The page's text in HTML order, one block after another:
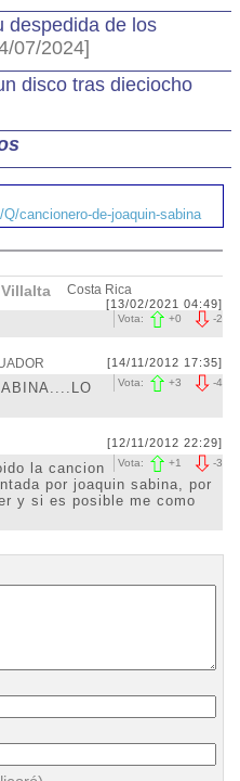
despedida de los
07/2024]
disco tras dieciocho
cancionero-de-joaquin-sabina
Costa Rica
[13/02/2021 04:49]
-2
Vota: +0
[14/11/2012 17:35]
-4
Vota: +3
[12/11/2012 22:29]
-3
Vota: +1
la cancion
por joaquin sabina, por
y si es posible me como